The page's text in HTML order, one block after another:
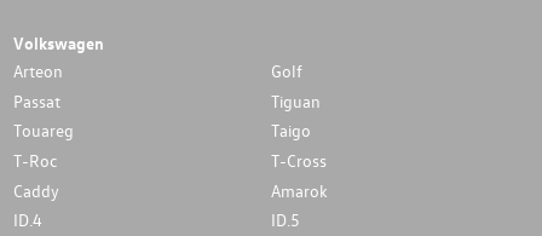
Volkswagen
Arteon
Golf
Passat
Tiguan
Touareg
Taigo
T-Roc
T-Cross
Caddy
Amarok
ID.4
ID.5